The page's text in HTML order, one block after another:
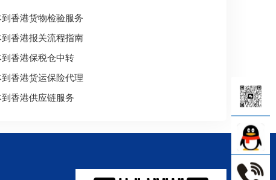
到香港货物检验服务
到香港报关流程指南
到香港保税仓中转
到香港货运保险代理
到香港供应链服务